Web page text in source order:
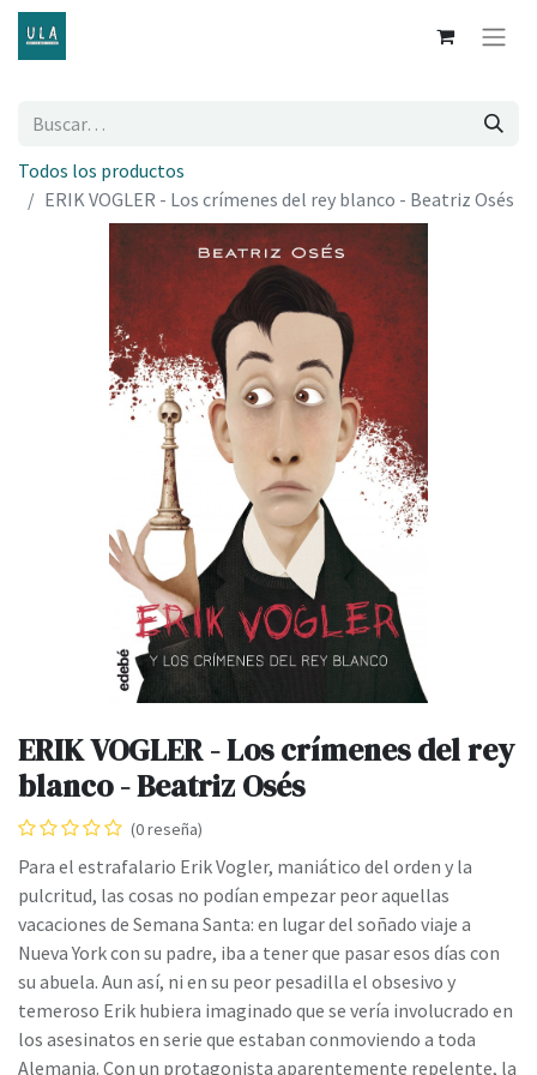
Todos los productos
ERIK VOGLER - Los crímenes del rey blanco - Beatriz Osés
ERIK VOGLER - Los crímenes del rey
blanco - Beatriz Osés
(0 reseña)
Para el estrafalario Erik Vogler, maniático del orden y la
pulcritud, las cosas no podían empezar peor aquellas
vacaciones de Semana Santa: en lugar del soñado viaje a
Nueva York con su padre, iba a tener que pasar esos días con
su abuela. Aun así, ni en su peor pesadilla el obsesivo y
temeroso Erik hubiera imaginado que se vería involucrado en
los asesinatos en serie que estaban conmoviendo a toda
Alemania. Con un protagonista aparentemente repelente, la